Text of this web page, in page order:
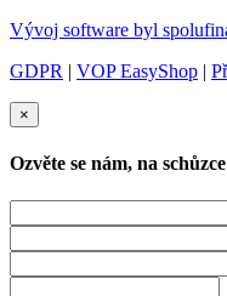
Vývoj software byl
GDPR | VOP EasyShop |
×
Ozvěte se nám, na